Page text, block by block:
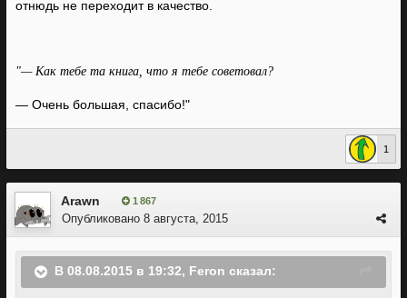
отнюдь не переходит в качество.
"— Как тебе та книга, что я тебе советовал?
— Очень большая, спасибо!"
1
Arawn 1 867
Опубликовано 8 августа, 2015
В 08.08.2015 в 19:32, Feron сказал: